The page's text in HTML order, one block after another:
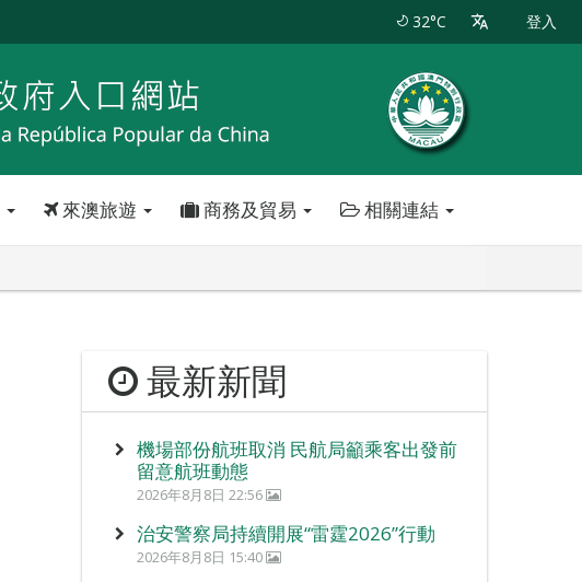
32°C 登入
來澳旅遊 商務及貿易 相關連結
最新新聞
機場部份航班取消 民航局籲乘客出發前
留意航班動態
2026年8月8日 22:56
治安警察局持續開展“雷霆2026”行動
2026年8月8日 15:40